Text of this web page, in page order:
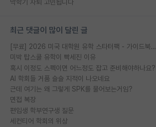
막학기 자퇴 고민됩니다
최근 댓글이 많이 달린 글
[무료] 2026 미국 대학원 유학 스타터팩 - 가이드북 & 합격자 컨택메일 템플릿
미박 탑스쿨 유학이 빡세진 이유
혹시 이정도 스펙이면 어느정도 잡고 준비해야하나요?
AI 학회들 거품 슬슬 지적이 나오네요
근데 여기는 왜 그렇게 SPK를 물어보는거임?
면접 복장
편입생 학부연구생 질문
세컨티어 학회의 위상